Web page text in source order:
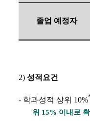
졸업 예정자
2) 성적요건
- 학과성적 상위 10%
위 15% 이내로